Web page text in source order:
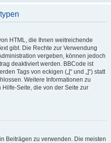
HTML, die Ihnen weitreichende
gibt. Die Rechte zur Verwendung
vergeben, können jedoch
deaktiviert werden. BBCode ist
Tags von eckigen („[“ und „]“) statt
Weitere Informationen zu
Seite, die von der Seite zur
Beiträgen zu verwenden. Die meisten